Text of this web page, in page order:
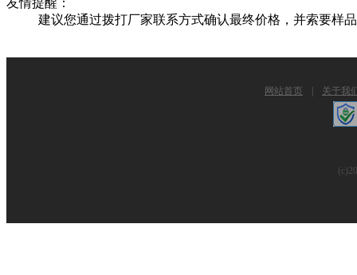
友情提醒：
建议您通过拨打厂家联系方式确认最终价格，并索要样
网站首页 关于我